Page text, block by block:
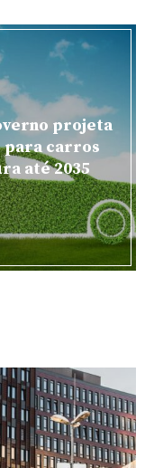
projeta
para carros
até 2035